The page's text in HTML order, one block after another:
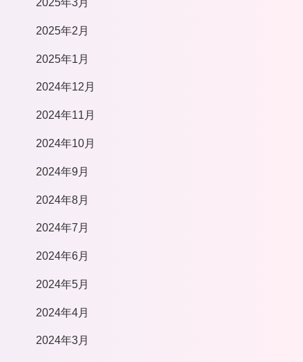
2025年3月
2025年2月
2025年1月
2024年12月
2024年11月
2024年10月
2024年9月
2024年8月
2024年7月
2024年6月
2024年5月
2024年4月
2024年3月